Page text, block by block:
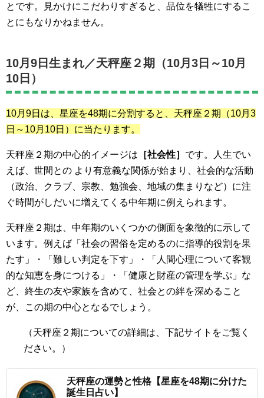
とです。見かけにこだわりすぎると、品位を犠牲にするこ
とにもなりかねません。
10月9日生まれ／天秤座２期（10月3日～10月
10日）
10月9日は、星座を48期に分割すると、 天秤座２期（10月3
日～10月10日） に当たります。
天秤座２期の中心的イメージは ［社会性］ です。人生でい
えば、世間との より有意義な関係が始まり、社会的な活動
（政治、クラブ、宗教、勉強会、地域の集まりなど）に注
ぐ時間がしだいに増えてくる中年期に例えられます。
天秤座２期は、中年期のいくつかの側面を象徴的に示して
います。例えば「社会の習俗を定めるのに指導的役割を果
たす」・「難しい判定を下す」・「人間心理について客観
的な知恵を身につける」・「健康と財産の管理を学ぶ」な
ど、終生の友や家族を含めて、社会との絆を深めること
が、この期の中心となるでしょう。
（天秤座２期についての詳細は、下記サイトをご覧く
ださい。）
天秤座の運勢と性格【星座を48期に分けた
誕生日占い】